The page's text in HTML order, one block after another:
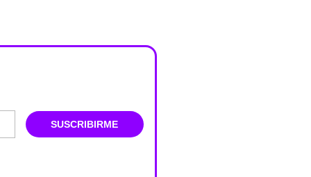
SUSCRIBIRME